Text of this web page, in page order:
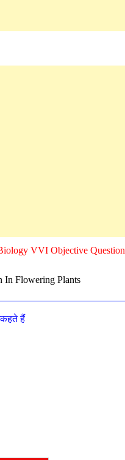
VVI Objective Question
In Flowering Plants
कहते हैं